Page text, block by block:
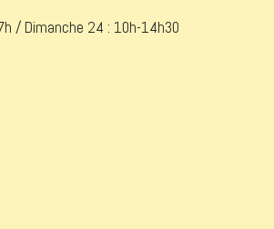
/ Dimanche 24 : 10h-14h30